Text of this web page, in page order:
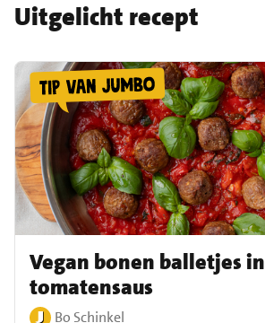
Uitgelicht recept
Vegan bonen balletjes in
tomatensaus
Bo Schinkel